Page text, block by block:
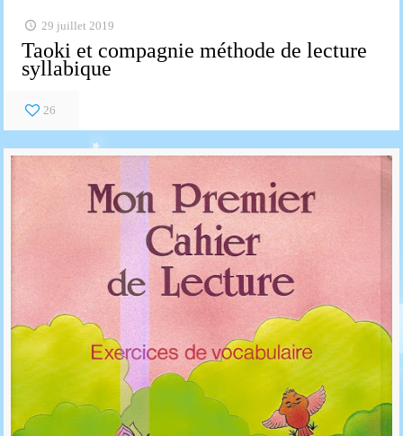
29 juillet 2019
Taoki et compagnie méthode de lecture
syllabique
26